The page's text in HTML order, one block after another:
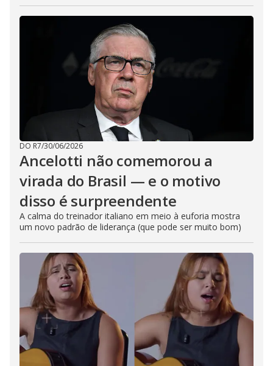
DO R7/30/06/2026
Ancelotti não comemorou a
virada do Brasil — e o motivo
disso é surpreendente
A calma do treinador italiano em meio à euforia mostra
um novo padrão de liderança (que pode ser muito bom)